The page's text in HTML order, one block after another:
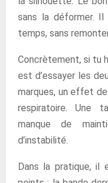
sans la déformer.
temps, sans
Concrètement, si tu
est d’essayer les
marques, un effet
respiratoire. Une
manque de
d’instabilité.
Dans la pratique, il